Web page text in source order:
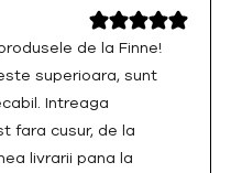
de la Finne!
superioara, sunt
Intreaga
fara cusur, de la
livrarii pana la